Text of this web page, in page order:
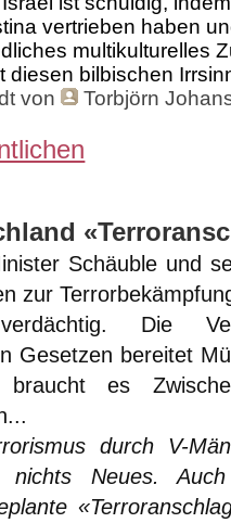
vertrieben haben
multikulturelles
diesen bilbischen
von
Torbjörn
Schäuble und
zur
Die
Gesetzen bereitet
braucht es
durch V-
nichts Neues.